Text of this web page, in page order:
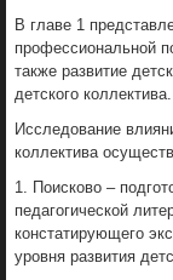
В главе 1
профессиональной
также развитие
детского коллектива.
Исследование
коллектива
1. Поисково –
педагогической
констатирующего
уровня развития